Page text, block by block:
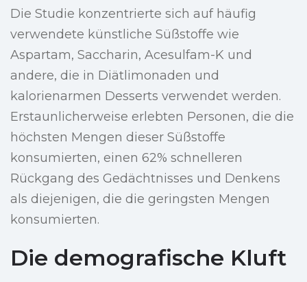
Die Studie konzentrierte sich auf häufig
verwendete künstliche Süßstoffe wie
Aspartam, Saccharin, Acesulfam-K und
andere, die in Diätlimonaden und
kalorienarmen Desserts verwendet werden.
Erstaunlicherweise erlebten Personen, die die
höchsten Mengen dieser Süßstoffe
konsumierten, einen 62% schnelleren
Rückgang des Gedächtnisses und Denkens
als diejenigen, die die geringsten Mengen
konsumierten.
Die demografische Kluft